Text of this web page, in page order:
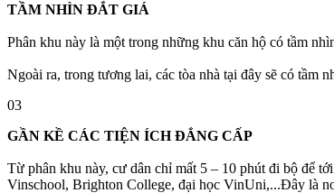
TẦM NHÌN ĐẮT GIÁ
Phân khu này là một trong những khu căn hộ có tầm
Ngoài ra, trong tương lai, các tòa nhà tại đây sẽ có tầm
03
GẦN KỀ CÁC TIỆN ÍCH ĐẲNG CẤP
Từ phân khu này, cư dân chỉ mất 5 – 10 phút đi bộ để
Vinschool, Brighton College, đại học VinUni,...Đây là